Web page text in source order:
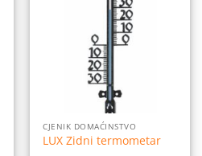
CJENIK DOMAĆINSTVO
LUX Zidni termometar